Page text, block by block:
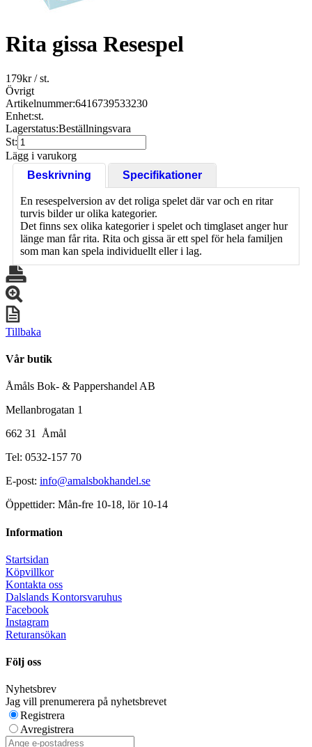
Rita gissa Resespel
179kr/ st.
Övrigt
Artikelnummer:6416739533230
Enhet:st.
Lagerstatus:Beställningsvara
St:
Lägg i varukorg
Beskrivning
Specifikationer
En resespelversion av det roliga spelet där var och en ritar
turvis bilder ur olika kategorier.
Det finns sex olika kategorier i spelet och timglaset anger hur
länge man får rita. Rita och gissa är ett spel för hela familjen
som man kan spela individuellt eller i lag.
Tillbaka
Vår butik
Åmåls Bok- & Pappershandel AB
Mellanbrogatan 1
662 31 Åmål
Tel: 0532-157 70
E-post: info@amalsbokhandel.se
Öppettider: Mån-fre 10-18, lör 10-14
Information
Startsidan
Köpvillkor
Kontakta oss
Dalslands Kontorsvaruhus
Facebook
Instagram
Returansökan
Följ oss
Nyhetsbrev
Jag vill prenumerera på nyhetsbrevet
Registrera
Avregistrera